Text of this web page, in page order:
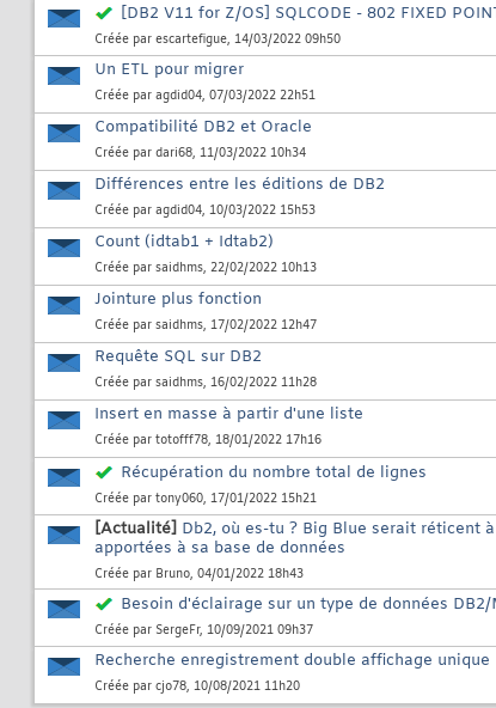
[DB2 V11 for Z/OS] SQLCODE - 802 FIXED
Créée par escartefigue, 14/03/2022 09h50
Un ETL pour migrer
Créée par agdid04, 07/03/2022 22h51
Compatibilité DB2 et Oracle
Créée par dari68, 11/03/2022 10h34
Différences entre les éditions de DB2
Créée par agdid04, 10/03/2022 15h53
Count (idtab1 + Idtab2)
Créée par saidhms, 22/02/2022 10h13
Jointure plus fonction
Créée par saidhms, 17/02/2022 12h47
Requête SQL sur DB2
Créée par saidhms, 16/02/2022 11h28
Insert en masse à partir d'une liste
Créée par totofff78, 18/01/2022 17h16
Récupération du nombre total de lignes
Créée par tony060, 17/01/2022 15h21
[Actualité] Db2, où es-tu ? Big Blue serait réticent
apportées à sa base de données
Créée par Bruno, 04/01/2022 18h43
Besoin d'éclairage sur un type de données DB2/
Créée par SergeFr, 10/09/2021 09h37
Recherche enregistrement double affichage unique
Créée par cjo78, 10/08/2021 11h20